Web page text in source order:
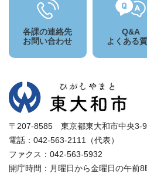
各課の連絡先
お問い合わせ
Q&A
よくある
〒207-8585 東京都東大和市中央3-
電話：042-563-2111（代表）
ファクス：042-563-5932
開庁時間：月曜日から金曜日の午前